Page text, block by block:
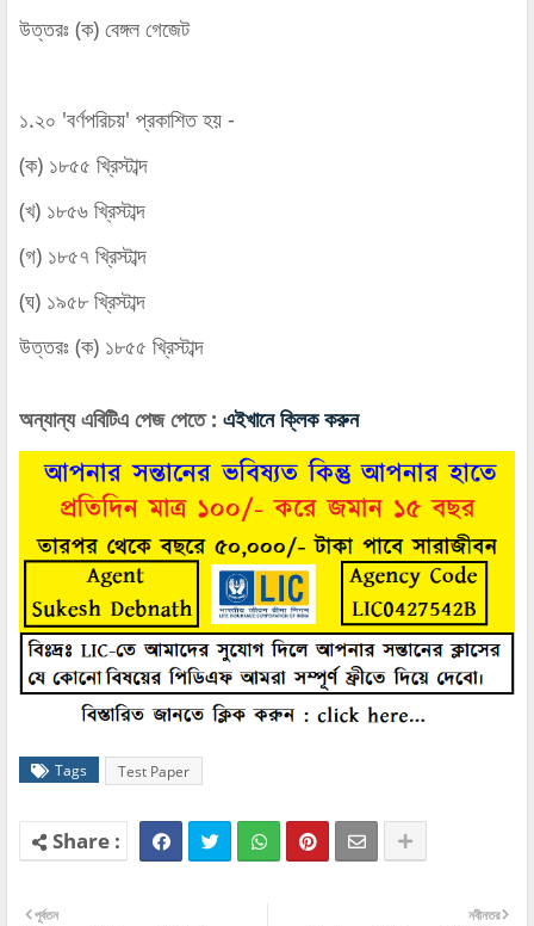
উত্তরঃ (ক) বেঙ্গল গেজেট
১.২০ 'বর্ণপরিচয়' প্রকাশিত হয় -
(ক) ১৮৫৫ খ্রিস্টাব্দ
(খ) ১৮৫৬ খ্রিস্টাব্দ
(গ) ১৮৫৭ খ্রিস্টাব্দ
(ঘ) ১৯৫৮ খ্রিস্টাব্দ
উত্তরঃ (ক) ১৮৫৫ খ্রিস্টাব্দ
অন্যান্য এবিটিএ পেজ পেতে : এইখানে ক্লিক করুন
Tags Test Paper
নবীনতর
পূর্বতন